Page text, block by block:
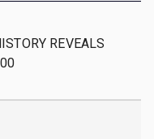
REVEALS